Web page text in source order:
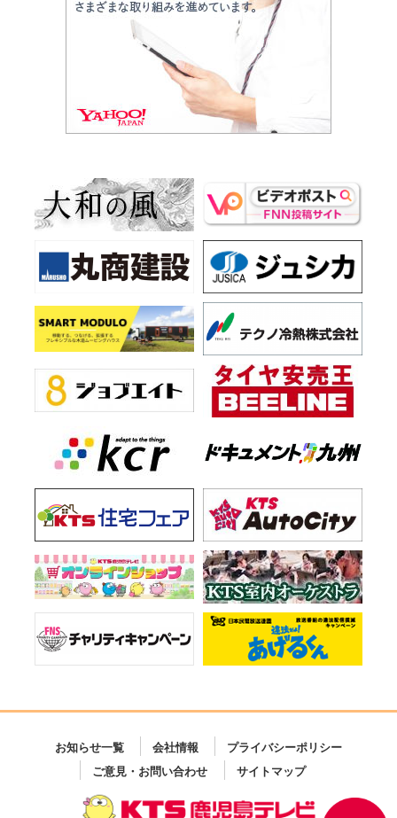
お知らせ一覧 会社情報
プライバシーポリシー
ご意見・お問い合わせ
サイトマップ